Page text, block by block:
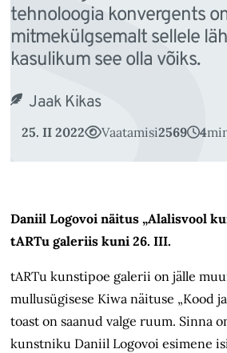
tehnoloogia konvergents
mitmekülgsemalt sellele
kasulikum see olla võiks.
Jaak Kikas
25. II 2022 Vaatamisi2569 4
Daniil Logovoi näitus „Alalisvool
tARTu galeriis kuni 26. III.
tARTu kunstipoe galerii on jälle
mullusügisese Kiwa näituse „Kood
toast on saanud valge ruum. Sinna
kunstniku Daniil Logovoi esimene